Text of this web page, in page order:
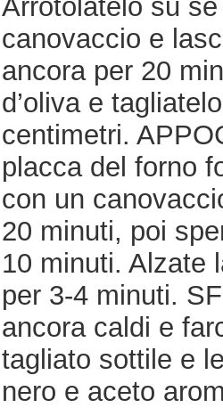
Arrotolatelo su
canovaccio e
ancora per 20
d’oliva e
centimetri.
placca del forno
con un
20 minuti, poi
10 minuti. Alzate
per 3-4 minuti.
ancora caldi e
tagliato sottile e
nero e aceto